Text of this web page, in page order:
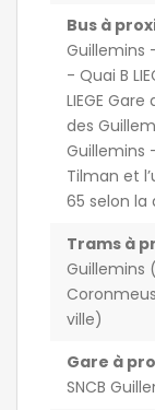
Bus à
Guillemins
- Quai B
LIEGE
des
Guillemins
Tilman et
65 selon la
Trams à
Guillemins
ville)
Gare à
SNCB